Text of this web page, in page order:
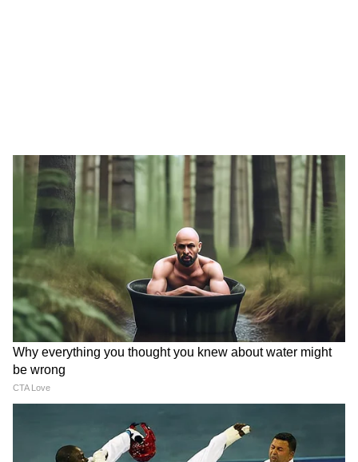
हर 2-3 दिन में जार का पानी बदलते रहे
कुछ ही दिनों में 1-3 हफ्तों में सफेद जड़ें अंकुर होकर
निकलने लगेंगी
ये भी पढ़ें-
Hydration Drink: महंगे सीरम नहीं, 30
रु. किलो सब्जी से पाएं नेचुरल हाइड्रेशन
5
6
Pinterest